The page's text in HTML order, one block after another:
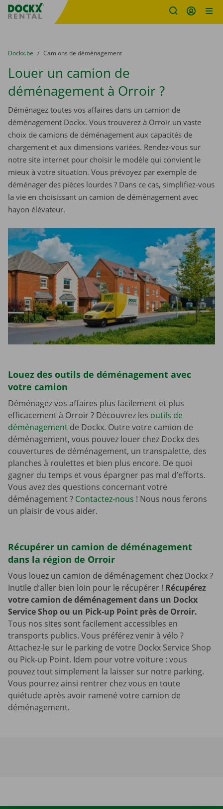
sitename
You are here:
du
Dockx.be to
Camions de déménagement
Louer un camion de
déménagement à Orroir ?
Déménagez toutes vos affaires dans un camion de
déménagement Dockx. Vous trouverez à Orroir un vaste
choix de camions de déménagement aux capacités de
chargement et aux dimensions variées. Rendez-vous sur
notre site internet pour choisir le modèle qui convient le
mieux à votre situation. Vous prévoyez par exemple de
déménager des pièces lourdes ? Dans ce cas, simplifiez-vous
la vie en choisissant un camion de déménagement avec
hayon élévateur.
Louez des outils de déménagement avec
votre camion
Déménagez vos affaires plus facilement et plus
efficacement à Orroir ? Découvrez les outils de
déménagement de Dockx. Outre votre camion de
déménagement, vous pouvez louer chez Dockx des
couvertures de déménagement, un transpalette, des
planches à roulettes et bien plus encore. De quoi
gagner du temps et vous épargner pas mal d’efforts.
Vous avez des questions concernant votre
déménagement ? Contactez-nous ! Nous nous ferons
un plaisir de vous aider.
Récupérer un camion de déménagement
dans la région de Orroir
Vous louez un camion de déménagement chez Dockx ?
Inutile d’aller bien loin pour le récupérer ! Récupérez
votre camion de déménagement dans un Dockx
Service Shop ou un Pick-up Point près de Orroir.
Tous nos sites sont facilement accessibles en
transports publics. Vous préférez venir à vélo ?
Attachez-le sur le parking de votre Dockx Service Shop
ou Pick-up Point. Idem pour votre voiture : vous
pouvez tout simplement la laisser sur notre parking.
Vous pourrez ainsi rentrer chez vous en toute
quiétude après avoir ramené votre camion de
déménagement.